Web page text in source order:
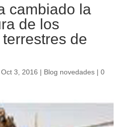
cambiado la
de los
de
Oct 3, 2016 | Blog novedades| 0